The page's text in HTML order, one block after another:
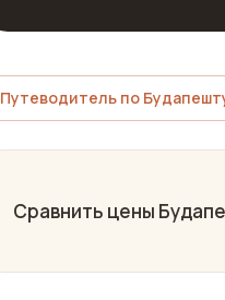
Путеводитель по
Сравнить цены